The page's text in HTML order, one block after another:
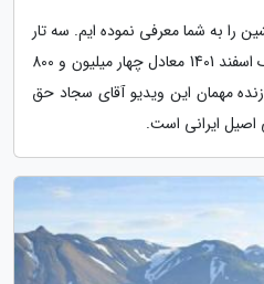
را به شما معرفی نموده ایم. سه تار
حسام ملکشاهی مدل ویژه در یک اسفند 1401 معادل چهار میلیون و 800
مهمان این ویدیو آقای سجاد حق
اصیل ایرانی است.